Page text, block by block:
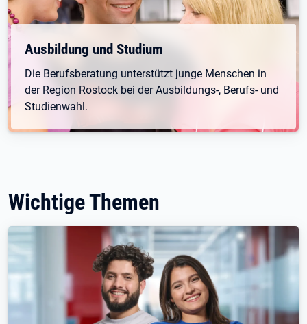
Ausbildung und Studium
Die Berufsberatung unterstützt junge Menschen in
der Region Rostock bei der Ausbildungs-, Berufs- und
Studienwahl.
Wichtige Themen